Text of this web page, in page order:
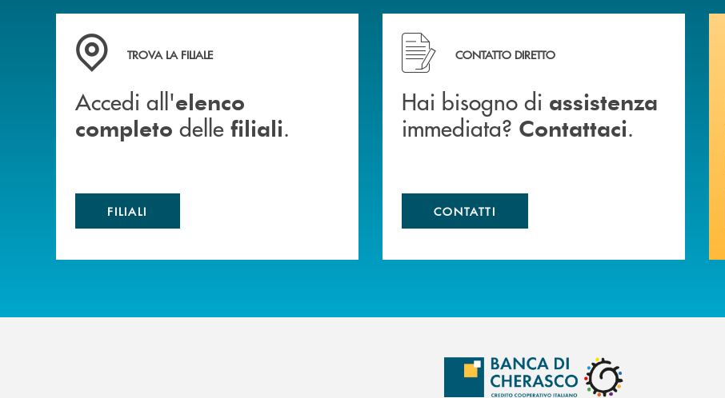
Accedi all' elenco completo delle filiali .
TROVA LA FILIALE
Accedi all'elenco
completo delle filiali.
FILIALI
Hai bisogno di assistenza immediata? Contattaci .
CONTATTO DIRETTO
Hai bisogno di assistenza
immediata? Contattaci.
CONTATTI